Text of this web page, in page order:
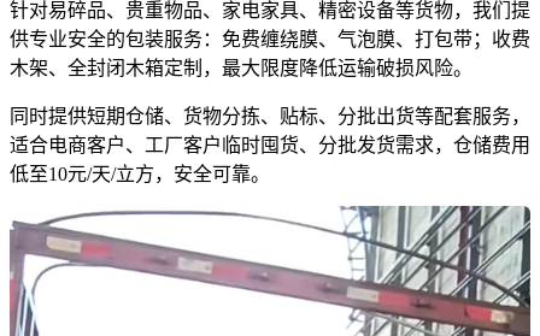
针对易碎品、贵重物品、家电家具、精密设备等货物，我们提
供专业安全的包装服务：免费缠绕膜、气泡膜、打包带；收费
木架、全封闭木箱定制，最大限度降低运输破损风险。
同时提供短期仓储、货物分拣、贴标、分批出货等配套服务，
适合电商客户、工厂客户临时囤货、分批发货需求，仓储费用
低至10元/天/立方，安全可靠。